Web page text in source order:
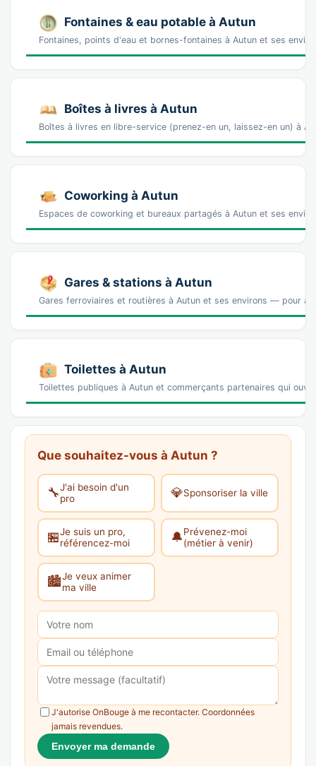
Fontaines & eau potable à Autun
Fontaines, points d'eau et bornes-fontaines à Autun et ses
Boîtes à livres à Autun
Boîtes à livres en libre-service (prenez-en un, laissez-en un) à
Coworking à Autun
Espaces de coworking et bureaux partagés à Autun et ses
Gares & stations à Autun
Gares ferroviaires et routières à Autun et ses environs — pour
Toilettes à Autun
Toilettes publiques à Autun et commerçants partenaires qui
Que souhaitez-vous à Autun ?
🔧J'ai besoin d'un
pro
💎Sponsoriser la ville
🏪Je suis un pro,
référencez-moi
🔔Prévenez-moi
(métier à venir)
🏙️Je veux animer
ma ville
J'autorise OnBouge à me recontacter. Coordonnées
jamais revendues.
Envoyer ma demande